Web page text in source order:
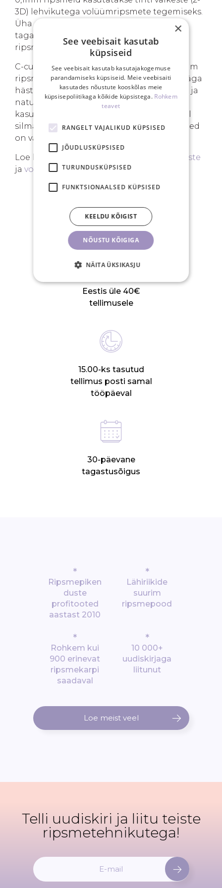
3D) lehvikutega volüümripsmete tegemiseks.
Üha enam on see paksus kasutusel ka
tagasihoidlike klassikaliste 1:1
ripsmepikenduste tegemisel.
C-curl on kõige klassikalisem ja loomulikum
ripsmepikenduste kaarduvus. See sobib väga
hästi sirgemat tüüpi ripsmetega kliendile ja
naturaalse looki tegemiseks. C-curli
kasutatakse ka erinevate stiilide tegemisel
silma sisenurkades, kus naturaalsed ripsmed
on väiksemad ja sirgemad.
Loe lähemalt
klassikaliste ripsmepikenduste
ja volüümiripsmepikenduste
SINU EELISED
Eestis üle 40€
tellimusele
15.00-ks tasutud
tellimus posti samal
tööpäeval
30-päevane
tagastusõigus
*
Ripsmepiken
duste
profitooted
aastast 2010
*
Lähiriikide
suurim
ripsmepood
*
Rohkem kui
900 erinevat
ripsmekarpi
saadaval
*
10 000+
uudiskirjaga
liitunut
Loe meist veel
Telli uudiskiri ja liitu teiste
ripsmetehnikutega!
L
i
×
See veebisait kasutab
küpsiseid
See veebisait kasutab kasutajakogemuse
parandamiseks küpsiseid. Meie veebisaiti
kasutades nõustute kooskõlas meie
küpsisepoliitikaga kõikide küpsistega. Rohkem
teavet
RANGELT VAJALIKUD KÜPSISED
JÕUDLUSKÜPSISED
TURUNDUSKÜPSISED
FUNKTSIONAALSED KÜPSISED
NÕUSTU KÕIGIGA
KEELDU KÕIGIST
NÄITA ÜKSIKASJU